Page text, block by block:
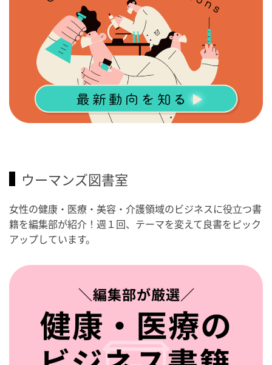
ウーマンズ図書室
女性の健康・医療・美容・介護領域のビジネスに役立つ書
籍を編集部が紹介！週１回、テーマを変えて良書をピック
アップしています。